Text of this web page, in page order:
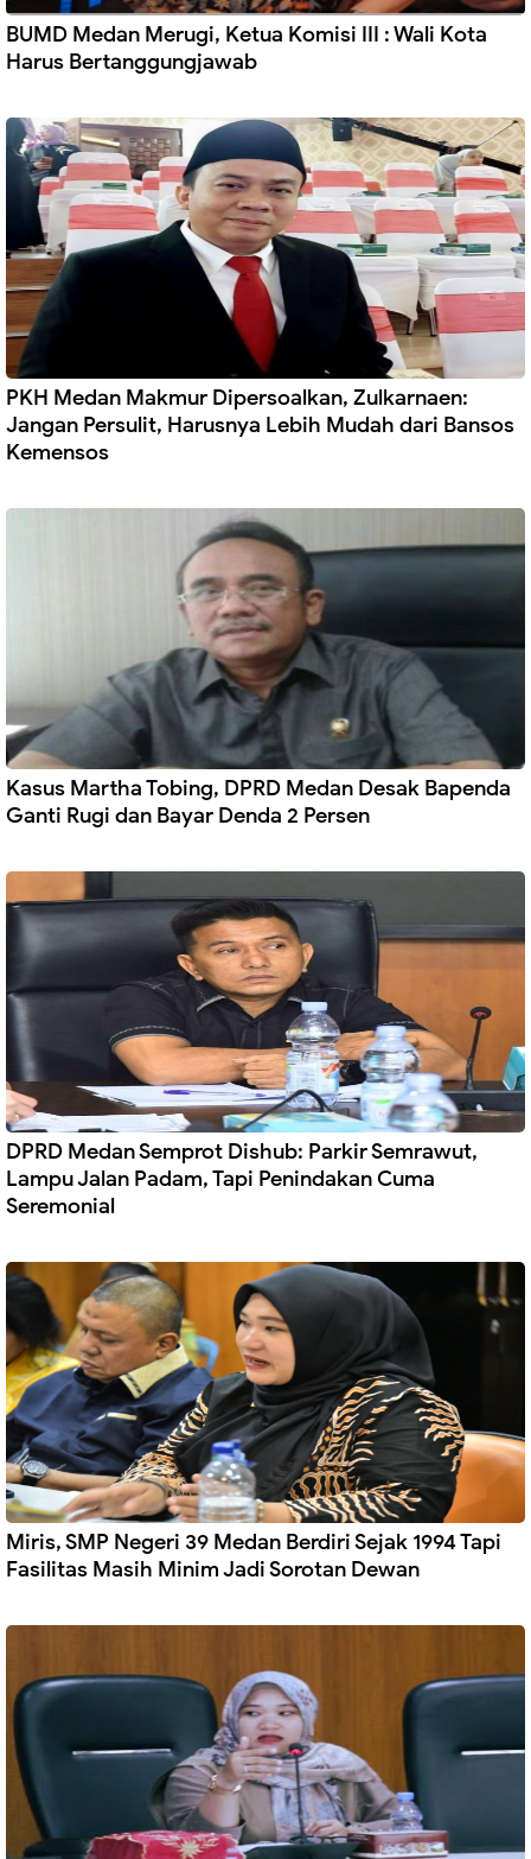
BUMD Medan Merugi, Ketua Komisi III : Wali Kota
Harus Bertanggungjawab
PKH Medan Makmur Dipersoalkan, Zulkarnaen:
Jangan Persulit, Harusnya Lebih Mudah dari Bansos
Kemensos
Kasus Martha Tobing, DPRD Medan Desak Bapenda
Ganti Rugi dan Bayar Denda 2 Persen
DPRD Medan Semprot Dishub: Parkir Semrawut,
Lampu Jalan Padam, Tapi Penindakan Cuma
Seremonial
Miris, SMP Negeri 39 Medan Berdiri Sejak 1994 Tapi
Fasilitas Masih Minim Jadi Sorotan Dewan